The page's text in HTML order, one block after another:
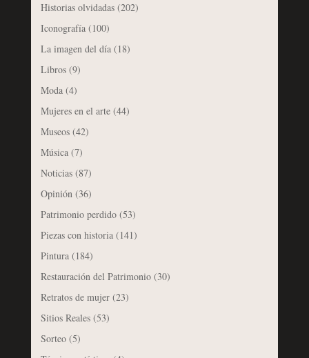
Historias olvidadas(202)
Iconografía(100)
La imagen del día(18)
Libros(9)
Moda(4)
Mujeres en el arte(44)
Museos(42)
Música(7)
Noticias(87)
Opinión(36)
Patrimonio perdido(53)
Piezas con historia(141)
Pintura(184)
Restauración del Patrimonio(30)
Retratos de mujer(23)
Sitios Reales(53)
Sorteo(5)